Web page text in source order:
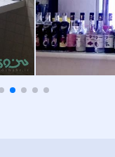
روباز